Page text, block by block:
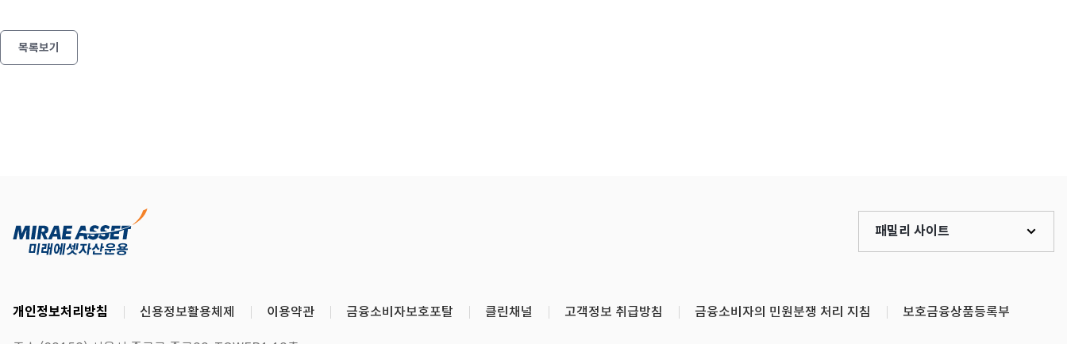
목록보기
개인정보처리방침 신용정보활용체제 이용약관 금융소비자보호포탈 클린채널 고객정보 취급방침 금융소비자의 민원분쟁 처리 지침 보호금융상품등록부
패밀리 사이트